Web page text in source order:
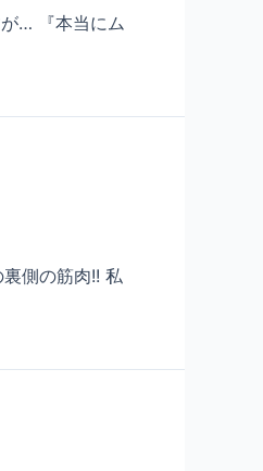
… 『本当にム
側の筋肉!! 私